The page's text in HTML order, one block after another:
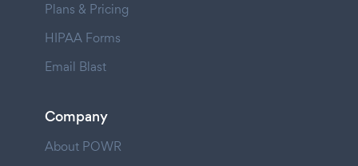
Plans & Pricing
HIPAA Forms
Email Blast
Company
About POWR